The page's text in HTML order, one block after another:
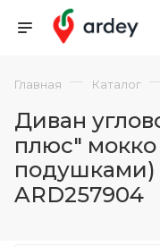
Главная — Каталог
Диван
плюс"
подушками)
ARD257904